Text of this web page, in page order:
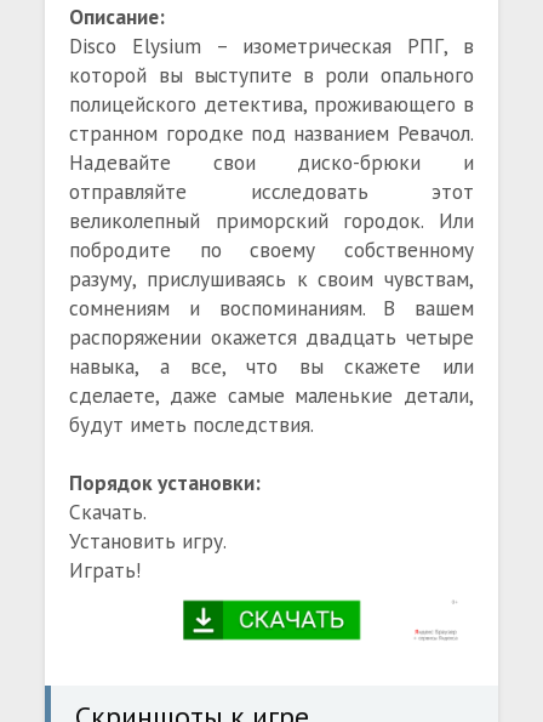
Описание:
Disco Elysium – изометрическая РПГ, в
которой вы выступите в роли опального
полицейского детектива, проживающего в
странном городке под названием Ревачол.
Надевайте свои диско-брюки и
отправляйте исследовать этот
великолепный приморский городок. Или
побродите по своему собственному
разуму, прислушиваясь к своим чувствам,
сомнениям и воспоминаниям. В вашем
распоряжении окажется двадцать четыре
навыка, а все, что вы скажете или
сделаете, даже самые маленькие детали,
будут иметь последствия.
Порядок установки:
Скачать.
Установить игру.
Играть!